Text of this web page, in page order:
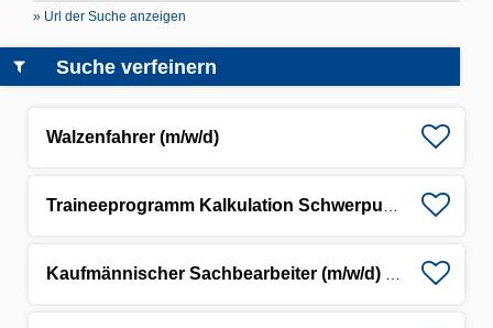
» Url der Suche anzeigen
Walzenfahrer (m/w/d)
Suche verfeinern